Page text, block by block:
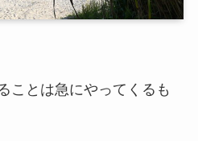
ことは急にやってくるも